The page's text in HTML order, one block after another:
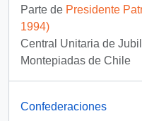
Parte de Presidente
1994)
Central Unitaria de
Montepiadas de Chile
Confederaciones